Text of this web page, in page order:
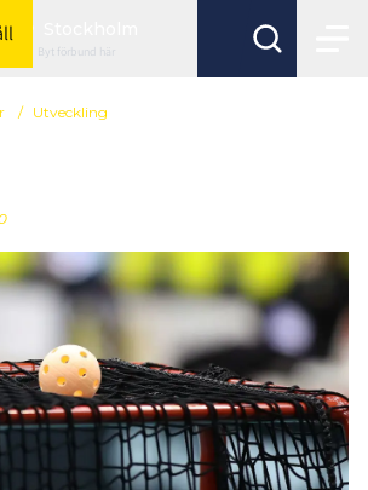
Byt förbund här
/ Utveckling